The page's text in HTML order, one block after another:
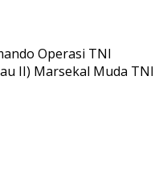
Operasi TNI
II) Marsekal Muda TNI